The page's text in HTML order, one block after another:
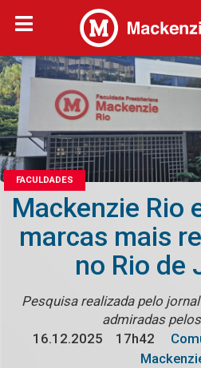
FACULDADES
Mackenzie Rio
marcas mais
no Rio de
Pesquisa realizada pelo
admiradas
16.12.2025
17h42